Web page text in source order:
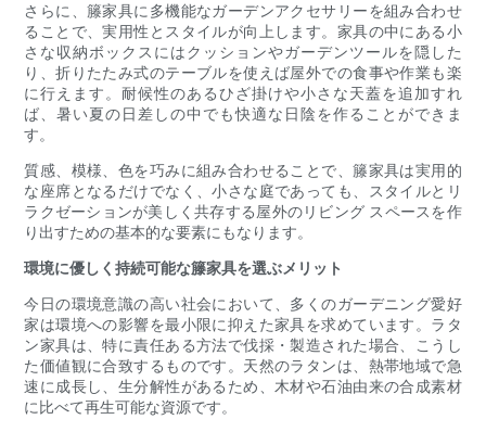
さらに、籐家具に多機能なガーデンアクセサリーを組み合わせ
ることで、実用性とスタイルが向上します。家具の中にある小
さな収納ボックスにはクッションやガーデンツールを隠した
り、折りたたみ式のテーブルを使えば屋外での食事や作業も楽
に行えます。耐候性のあるひざ掛けや小さな天蓋を追加すれ
ば、暑い夏の日差しの中でも快適な日陰を作ることができま
す。
質感、模様、色を巧みに組み合わせることで、籐家具は実用的
な座席となるだけでなく、小さな庭であっても、スタイルとリ
ラクゼーションが美しく共存する屋外のリビング スペースを作
り出すための基本的な要素にもなります。
環境に優しく持続可能な籐家具を選ぶメリット
今日の環境意識の高い社会において、多くのガーデニング愛好
家は環境への影響を最小限に抑えた家具を求めています。ラタ
ン家具は、特に責任ある方法で伐採・製造された場合、こうし
た価値観に合致するものです。天然のラタンは、熱帯地域で急
速に成長し、生分解性があるため、木材や石油由来の合成素材
に比べて再生可能な資源です。